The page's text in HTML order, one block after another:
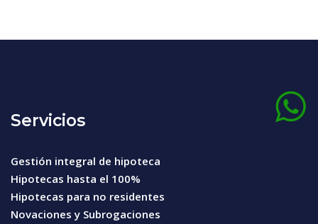
Servicios
Gestión integral de hipoteca
Hipotecas hasta el 100%
Hipotecas para no residentes
Novaciones y Subrogaciones